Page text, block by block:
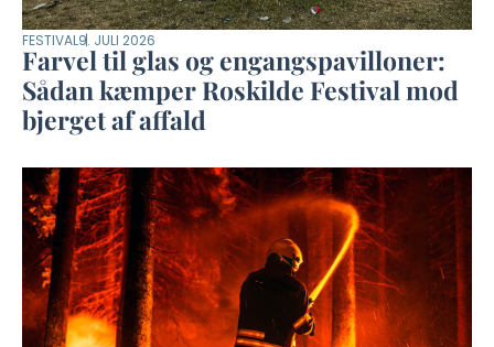
FESTIVAL9. JULI 2026
Farvel til glas og engangspavilloner:
Sådan kæmper Roskilde Festival mod
bjerget af affald